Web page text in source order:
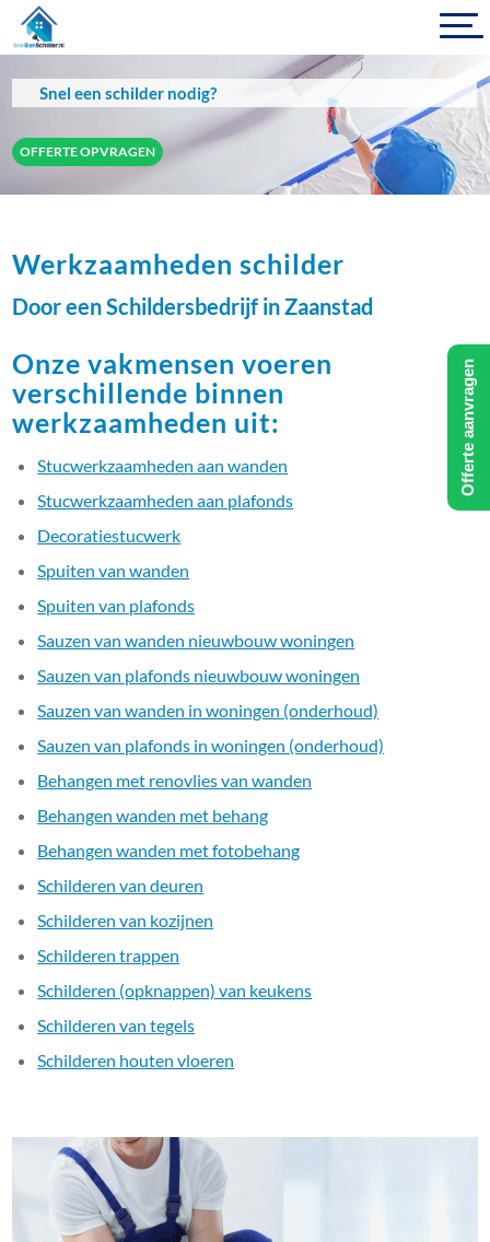
Snel een schilder nodig?
OFFERTE OPVRAGEN
Werkzaamheden schilder
Door een Schildersbedrijf in Zaanstad
Onze vakmensen voeren
verschillende binnen
werkzaamheden uit:
Stucwerkzaamheden aan wanden
Stucwerkzaamheden aan plafonds
Decoratiestucwerk
Spuiten van wanden
Spuiten van plafonds
Sauzen van wanden nieuwbouw woningen
Sauzen van plafonds nieuwbouw woningen
Sauzen van wanden in woningen (onderhoud)
Sauzen van plafonds in woningen (onderhoud)
Behangen met renovlies van wanden
Behangen wanden met behang
Behangen wanden met fotobehang
Schilderen van deuren
Schilderen van kozijnen
Schilderen trappen
Schilderen (opknappen) van keukens
Schilderen van tegels
Schilderen houten vloeren
Offerte aanvragen